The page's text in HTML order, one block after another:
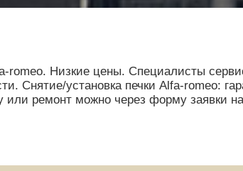
romeo. Низкие цены. Специалисты
Снятие/установка печки Alfa-romeo:
или ремонт можно через форму заявки